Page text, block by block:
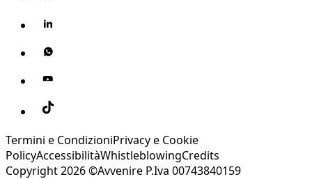
Termini e CondizioniPrivacy e Cookie
PolicyAccessibilitàWhistleblowingCredits
Copyright 2026 ©Avvenire P.Iva 00743840159